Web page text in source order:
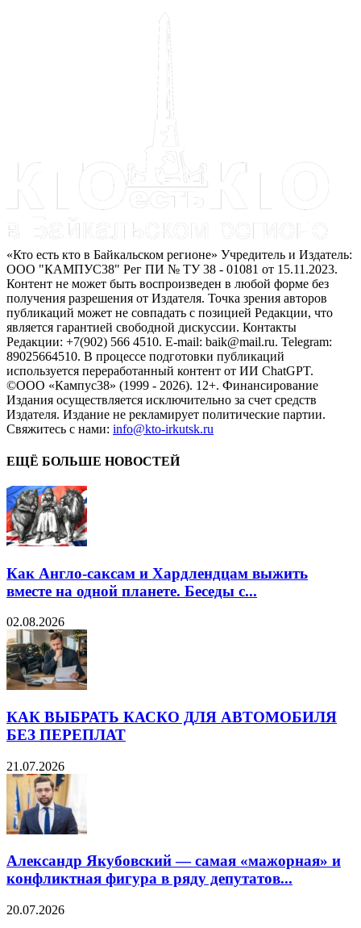
«Кто есть кто в Байкальском регионе» Учредитель и Издатель:
ООО "КАМПУС38" Рег ПИ № ТУ 38 - 01081 от 15.11.2023.
Контент не может быть воспроизведен в любой форме без
получения разрешения от Издателя. Точка зрения авторов
публикаций может не совпадать с позицией Редакции, что
является гарантией свободной дискуссии. Контакты
Редакции: +7(902) 566 4510. E-mail: baik@mail.ru. Telegram:
89025664510. В процессе подготовки публикаций
используется переработанный контент от ИИ ChatGPT.
©ООО «Кампус38» (1999 - 2026). 12+. Финансирование
Издания осуществляется исключительно за счет средств
Издателя. Издание не рекламирует политические партии.
Свяжитесь с нами: info@kto-irkutsk.ru
ЕЩЁ БОЛЬШЕ НОВОСТЕЙ
Как Англо-саксам и Хардлендцам выжить
вместе на одной планете. Беседы с...
02.08.2026
КАК ВЫБРАТЬ КАСКО ДЛЯ АВТОМОБИЛЯ
БЕЗ ПЕРЕПЛАТ
21.07.2026
Александр Якубовский — самая «мажорная» и
конфликтная фигура в ряду депутатов...
20.07.2026